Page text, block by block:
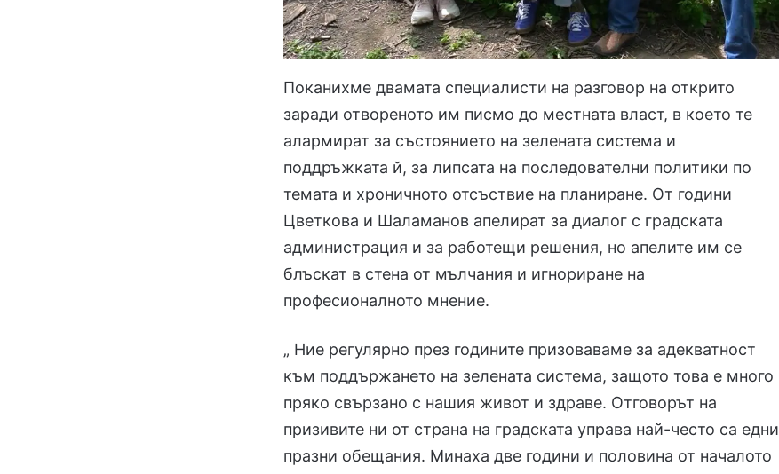
Поканихме двамата специалисти на разговор на открито
заради отвореното им писмо до местната власт, в което те
алармират за състоянието на зелената система и
поддръжката й, за липсата на последователни политики по
темата и хроничното отсъствие на планиране. От години
Цветкова и Шаламанов апелират за диалог с градската
администрация и за работещи решения, но апелите им се
блъскат в стена от мълчания и игнориране на
професионалното мнение.
„ Ние регулярно през годините призоваваме за адекватност
към поддържането на зелената система, защото това е много
пряко свързано с нашия живот и здраве. Отговорът на
призивите ни от страна на градската управа най-често са едни
празни обещания. Минаха две години и половина от началото